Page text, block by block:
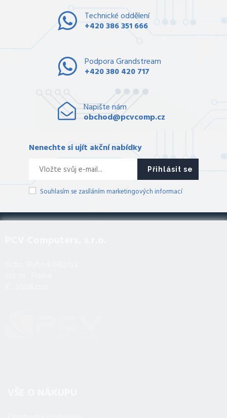
Technické oddělení
+420 386 351 666
Podpora Grandstream
+420 380 420 717
Napište nám
obchod@pcvcomp.cz
Nenechte si ujít akční nabídky
Přihlásit se
Souhlasím se zasíláním marketingových informací